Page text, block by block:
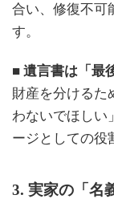
合い、修復不可
す。
■ 遺言書は「最
財産を分けるた
わないでほしい
ージとしての役
3. 実家の「名